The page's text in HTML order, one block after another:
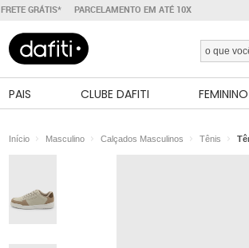
FRETE GRÁTIS* PARCELAMENTO EM ATÉ 10X
PAIS CLUBE DAFITI FEMININO
Início Masculino Calçados Masculinos Tênis